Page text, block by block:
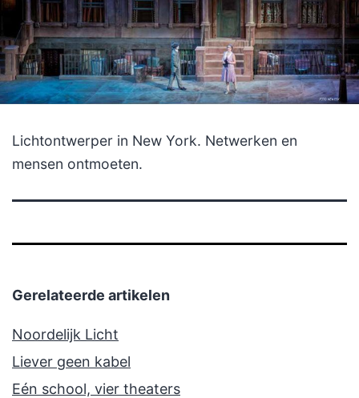
Lichtontwerper in New York. Netwerken en
mensen ontmoeten.
Gerelateerde artikelen
Noordelijk Licht
Liever geen kabel
Eén school, vier theaters